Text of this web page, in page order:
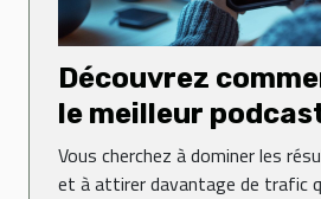
Découvrez
le meilleur
booster votre
Vous cherchez à dominer les
et à attirer davantage de trafic